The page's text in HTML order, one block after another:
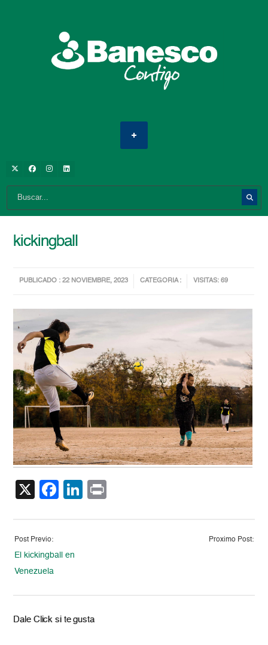
kickingball
PUBLICADO : 22 NOVIEMBRE, 2023 CATEGORIA : VISITAS: 69
X Facebook
LinkedIn
Post Previo:
El kickingball en
Venezuela
Proximo Post:
Dale Click si te gusta